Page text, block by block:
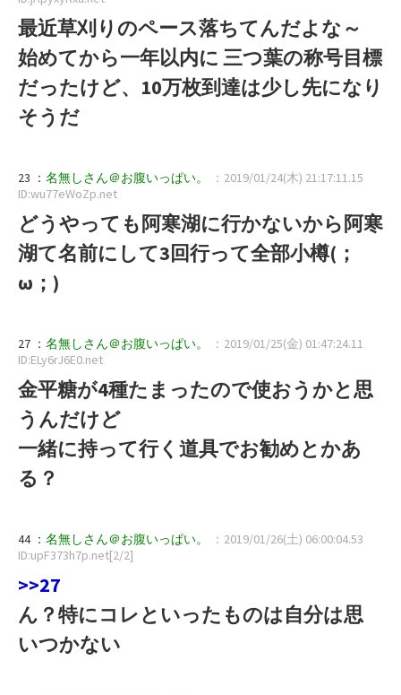
最近草刈りのペース落ちてんだよな～
始めてから一年以内に 三つ葉の称号目標
だったけど、10万枚到達は少し先になり
そうだ
23 ： 名無しさん＠お腹いっぱい。
：2019/01/24(木) 21:17:11.15
ID:wu77eWoZp.net
どうやっても阿寒湖に行かないから阿寒
湖て名前にして3回行って全部小樽(；
ω；)
27 ： 名無しさん＠お腹いっぱい。
：2019/01/25(金) 01:47:24.11
ID:ELy6rJ6E0.net
金平糖が4種たまったので使おうかと思
うんだけど
一緒に持って行く道具でお勧めとかあ
る？
44 ： 名無しさん＠お腹いっぱい。
：2019/01/26(土) 06:00:04.53
ID:upF373h7p.net[2/2]
>>27
ん？特にコレといったものは自分は思
いつかない